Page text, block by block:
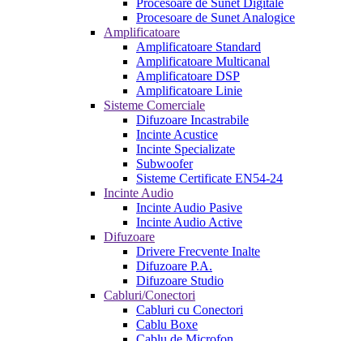
Procesoare de Sunet Digitale
Procesoare de Sunet Analogice
Amplificatoare
Amplificatoare Standard
Amplificatoare Multicanal
Amplificatoare DSP
Amplificatoare Linie
Sisteme Comerciale
Difuzoare Incastrabile
Incinte Acustice
Incinte Specializate
Subwoofer
Sisteme Certificate EN54-24
Incinte Audio
Incinte Audio Pasive
Incinte Audio Active
Difuzoare
Drivere Frecvente Inalte
Difuzoare P.A.
Difuzoare Studio
Cabluri/Conectori
Cabluri cu Conectori
Cablu Boxe